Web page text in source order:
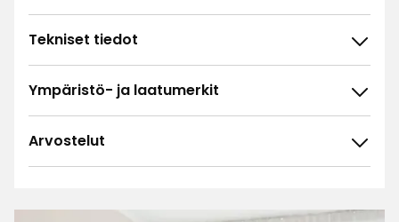
Tekniset tiedot
Ympäristö- ja laatumerkit
Arvostelut
4.7